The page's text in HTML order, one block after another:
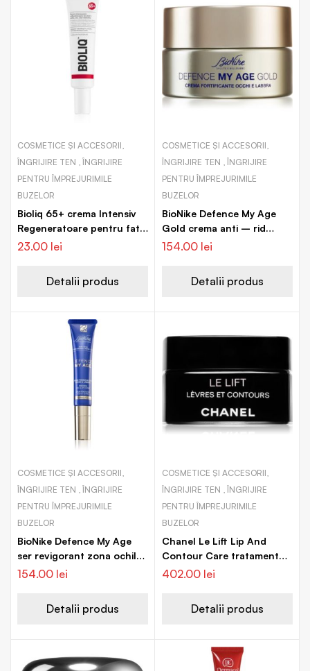
COSMETICE ȘI ACCESORII,
ÎNGRIJIRE TEN , ÎNGRIJIRE
PENTRU ÎMPREJURIMILE
BUZELOR
Bioliq 65+ crema Intensiv
Regeneratoare pentru fata
si decolteu
23.00 lei
Detalii produs
COSMETICE ȘI ACCESORII,
ÎNGRIJIRE TEN , ÎNGRIJIRE
PENTRU ÎMPREJURIMILE
BUZELOR
BioNike Defence My Age
Gold crema anti – rid
pentru ochi si jurul ochilor
154.00 lei
Detalii produs
COSMETICE ȘI ACCESORII,
ÎNGRIJIRE TEN , ÎNGRIJIRE
PENTRU ÎMPREJURIMILE
BUZELOR
BioNike Defence My Age
ser revigorant zona ochilor
si a buzelor
154.00 lei
Detalii produs
COSMETICE ȘI ACCESORII,
ÎNGRIJIRE TEN , ÎNGRIJIRE
PENTRU ÎMPREJURIMILE
BUZELOR
Chanel Le Lift Lip And
Contour Care tratament
lifting buze
402.00 lei
Detalii produs